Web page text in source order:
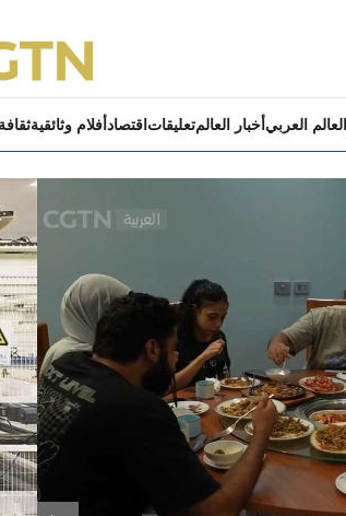
العالم العربي أخبار العالمتعليقات اقتصاد أفلام وثائقية